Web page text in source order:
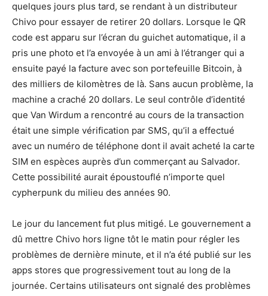
quelques jours plus tard, se rendant à un distributeur
Chivo pour essayer de retirer 20 dollars. Lorsque le QR
code est apparu sur l’écran du guichet automatique, il a
pris une photo et l’a envoyée à un ami à l’étranger qui a
ensuite payé la facture avec son portefeuille Bitcoin, à
des milliers de kilomètres de là. Sans aucun problème, la
machine a craché 20 dollars. Le seul contrôle d’identité
que Van Wirdum a rencontré au cours de la transaction
était une simple vérification par SMS, qu’il a effectué
avec un numéro de téléphone dont il avait acheté la carte
SIM en espèces auprès d’un commerçant au Salvador.
Cette possibilité aurait époustouflé n’importe quel
cypherpunk du milieu des années 90.
Le jour du lancement fut plus mitigé. Le gouvernement a
dû mettre Chivo hors ligne tôt le matin pour régler les
problèmes de dernière minute, et il n’a été publié sur les
apps stores que progressivement tout au long de la
journée. Certains utilisateurs ont signalé des problèmes